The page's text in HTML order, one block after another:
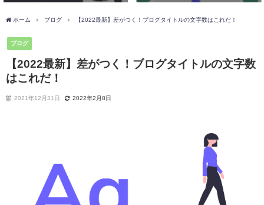
ホーム ブログ 【2022最新】差がつく！ブログタイトルの文字数はこれだ！
ブログ
【2022最新】差がつく！ブログタイトルの文字数
はこれだ！
2021年12月31日 2022年2月8日